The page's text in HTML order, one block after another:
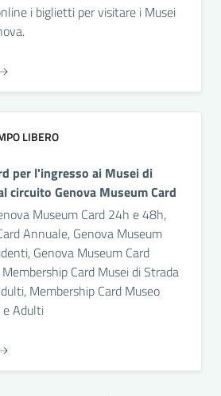
i biglietti per visitare i Musei
LIBERO
per l'ingresso ai Musei di
circuito Genova Museum Card
Museum Card 24h e 48h,
Annuale, Genova Museum
Genova Museum Card
Card Musei di Strada
Membership Card Museo
e Adulti